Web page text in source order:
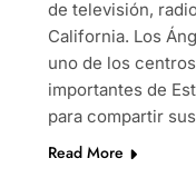
de televisión,
California. Los
uno de los
importantes de
para compartir
Read More